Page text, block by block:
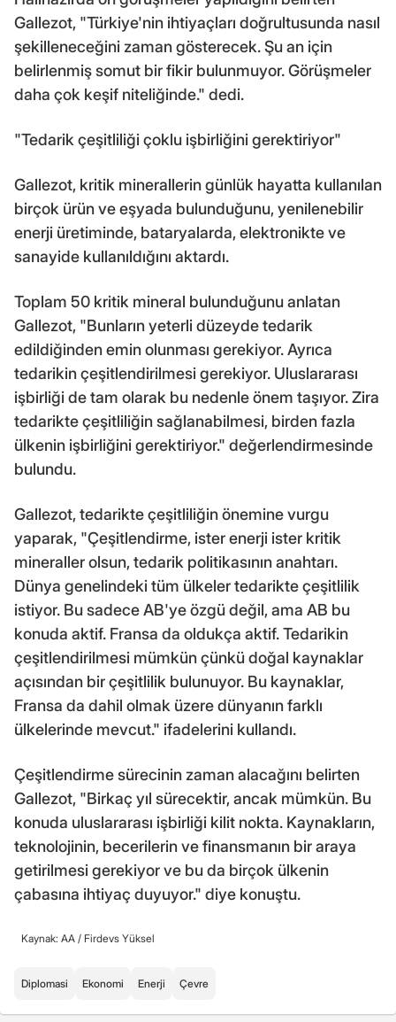
Gallezot, "Türkiye'nin ihtiyaçları doğrultusunda nasıl
şekilleneceğini zaman gösterecek. Şu an için
belirlenmiş somut bir fikir bulunmuyor. Görüşmeler
daha çok keşif niteliğinde." dedi.
"Tedarik çeşitliliği çoklu işbirliğini gerektiriyor"
Gallezot, kritik minerallerin günlük hayatta kullanılan
birçok ürün ve eşyada bulunduğunu, yenilenebilir
enerji üretiminde, bataryalarda, elektronikte ve
sanayide kullanıldığını aktardı.
Toplam 50 kritik mineral bulunduğunu anlatan
Gallezot, "Bunların yeterli düzeyde tedarik
edildiğinden emin olunması gerekiyor. Ayrıca
tedarikin çeşitlendirilmesi gerekiyor. Uluslararası
işbirliği de tam olarak bu nedenle önem taşıyor. Zira
tedarikte çeşitliliğin sağlanabilmesi, birden fazla
ülkenin işbirliğini gerektiriyor." değerlendirmesinde
bulundu.
Gallezot, tedarikte çeşitliliğin önemine vurgu
yaparak, "Çeşitlendirme, ister enerji ister kritik
mineraller olsun, tedarik politikasının anahtarı.
Dünya genelindeki tüm ülkeler tedarikte çeşitlilik
istiyor. Bu sadece AB'ye özgü değil, ama AB bu
konuda aktif. Fransa da oldukça aktif. Tedarikin
çeşitlendirilmesi mümkün çünkü doğal kaynaklar
açısından bir çeşitlilik bulunuyor. Bu kaynaklar,
Fransa da dahil olmak üzere dünyanın farklı
ülkelerinde mevcut." ifadelerini kullandı.
Çeşitlendirme sürecinin zaman alacağını belirten
Gallezot, "Birkaç yıl sürecektir, ancak mümkün. Bu
konuda uluslararası işbirliği kilit nokta. Kaynakların,
teknolojinin, becerilerin ve finansmanın bir araya
getirilmesi gerekiyor ve bu da birçok ülkenin
çabasına ihtiyaç duyuyor." diye konuştu.
Kaynak: AA / Firdevs Yüksel
Diplomasi Ekonomi Enerji Çevre